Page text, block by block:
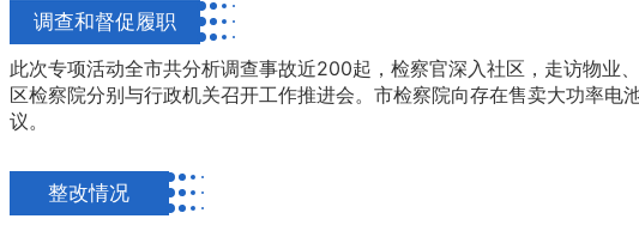
调查和督促履职
此次专项活动全市共分析调查事故近200起，检察官深入社区，走访物
区检察院分别与行政机关召开工作推进会。市检察院向存在售卖大功率
议。
整改情况